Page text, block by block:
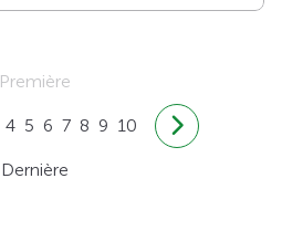
Première
4 5 6 7 8 9 10
Dernière